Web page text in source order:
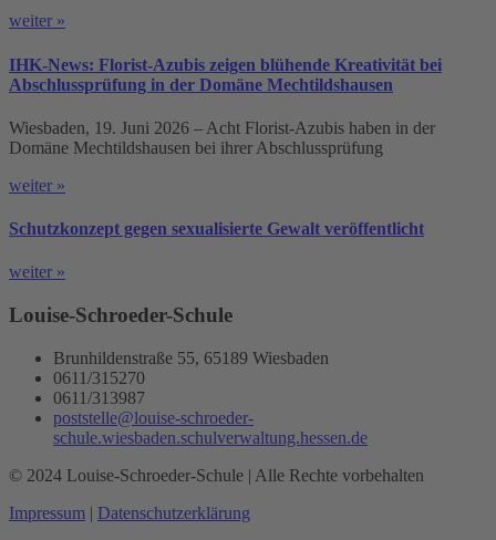
weiter »
IHK-News: Florist-Azubis zeigen blühende Kreativität bei
Abschlussprüfung in der Domäne Mechtildshausen
Wiesbaden, 19. Juni 2026 – Acht Florist-Azubis haben in der
Domäne Mechtildshausen bei ihrer Abschlussprüfung
weiter »
Schutzkonzept gegen sexualisierte Gewalt veröffentlicht
weiter »
Louise-Schroeder-Schule
Brunhildenstraße 55, 65189 Wiesbaden
0611/315270
0611/313987
poststelle@louise-schroeder-
schule.wiesbaden.schulverwaltung.hessen.de
© 2024 Louise-Schroeder-Schule | Alle Rechte vorbehalten
Impressum | Datenschutzerklärung